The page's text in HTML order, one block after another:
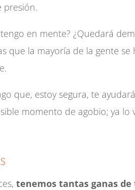
presión.
en mente? ¿Quedará
que la mayoría de la gente se
que, estoy segura, te
momento de agobio; ya lo
tenemos tantas ganas